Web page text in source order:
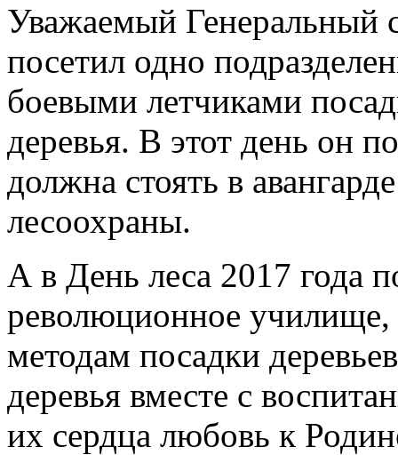
Уважаемый Генеральный
посетил одно
боевыми летчиками
деревья. В этот день он
должна стоять в
лесоохраны.
А в День леса 2017 года
революционное училище,
методам посадки
деревья вместе с
их сердца любовь к